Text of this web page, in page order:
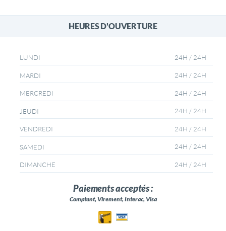
HEURES D'OUVERTURE
LUNDI 24H / 24H
MARDI 24H / 24H
MERCREDI 24H / 24H
JEUDI 24H / 24H
VENDREDI 24H / 24H
SAMEDI 24H / 24H
DIMANCHE 24H / 24H
Paiements acceptés :
Comptant, Virement, Interac, Visa